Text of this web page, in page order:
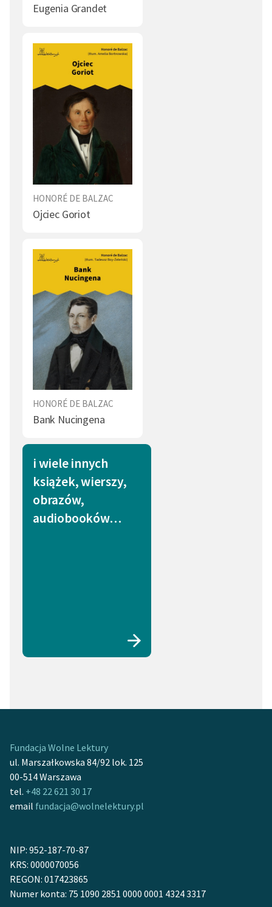
Eugenia Grandet
HONORÉ DE BALZAC
Ojciec Goriot
HONORÉ DE BALZAC
Bank Nucingena
i wiele innych
książek, wierszy,
obrazów,
audiobooków…
Fundacja Wolne Lektury
ul. Marszałkowska 84/92 lok. 125
00-514 Warszawa
tel. +48 22 621 30 17
email fundacja@wolnelektury.pl
NIP: 952-187-70-87
KRS: 0000070056
REGON: 017423865
Numer konta: 75 1090 2851 0000 0001 4324 3317